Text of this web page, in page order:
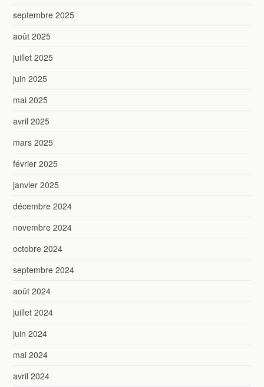
septembre 2025
août 2025
juillet 2025
juin 2025
mai 2025
avril 2025
mars 2025
février 2025
janvier 2025
décembre 2024
novembre 2024
octobre 2024
septembre 2024
août 2024
juillet 2024
juin 2024
mai 2024
avril 2024